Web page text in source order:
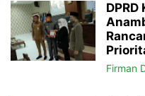
Firman